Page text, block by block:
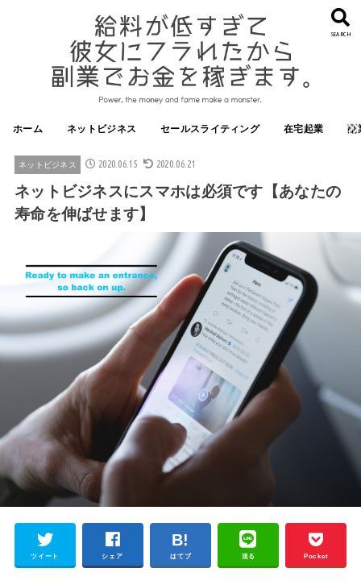
SEARCH
ホーム ネットビジネス セールスライティング 在宅起業 副
ネットビジネス 2020.06.15 2020.06.21
ネットビジネスにスマホは必須です【あなたの
寿命を伸ばせます】
ツイート シェア はてブ 送る Pocket